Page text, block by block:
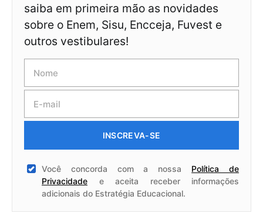
saiba em primeira mão as novidades
sobre o Enem, Sisu, Encceja, Fuvest e
outros vestibulares!
INSCREVA-SE
Você concorda com a nossa Política de
Privacidade e aceita receber informações
adicionais do Estratégia Educacional.